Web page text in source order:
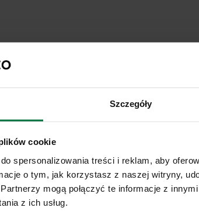
Szczegóły
cookie
spersonalizowania treści i reklam, aby
o tym, jak korzystasz z naszej witryny,
mogą połączyć te informacje z
z ich usług.
danych osobowych w celach marketingowych